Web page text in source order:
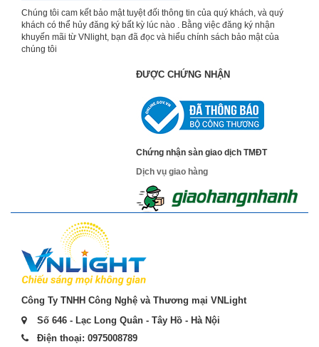
Chúng tôi cam kết bảo mật tuyệt đối thông tin của quý khách, và quý
khách có thể hủy đăng ký bất kỳ lúc nào . Bằng việc đăng ký nhận
khuyến mãi từ VNlight, bạn đã đọc và hiểu chính sách bảo mật của
chúng tôi
ĐƯỢC CHỨNG NHẬN
Chứng nhận sàn giao dịch TMĐT
Dịch vụ giao hàng
Công Ty TNHH Công Nghệ và Thương mại VNLight
Số 646 - Lạc Long Quân - Tây Hồ - Hà Nội
Điện thoại: 0975008789